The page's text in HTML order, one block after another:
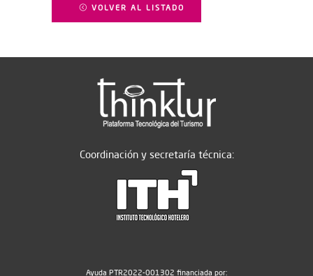
VOLVER AL LISTADO
Coordinación y secretaría técnica:
Ayuda PTR2022-001302 financiada por: